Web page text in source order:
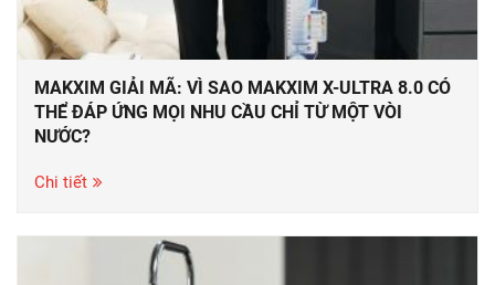
MAKXIM GIẢI MÃ: VÌ SAO MAKXIM X-ULTRA 8.0 CÓ
THỂ ĐÁP ỨNG MỌI NHU CẦU CHỈ TỪ MỘT VÒI
NƯỚC?
Chi tiết